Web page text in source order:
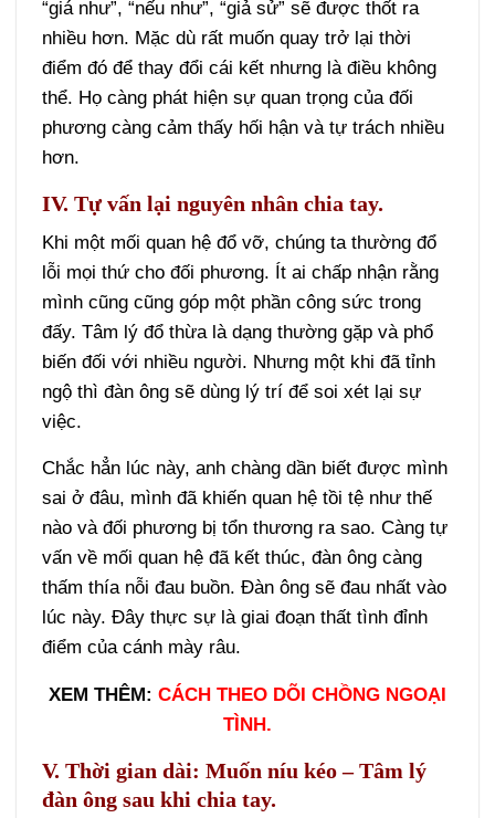
“giá như”, “nếu như”, “giả sử” sẽ được thốt ra
nhiều hơn. Mặc dù rất muốn quay trở lại thời
điểm đó để thay đổi cái kết nhưng là điều không
thể. Họ càng phát hiện sự quan trọng của đối
phương càng cảm thấy hối hận và tự trách nhiều
hơn.
IV. Tự vấn lại nguyên nhân chia tay.
Khi một mối quan hệ đổ vỡ, chúng ta thường đổ
lỗi mọi thứ cho đối phương. Ít ai chấp nhận rằng
mình cũng cũng góp một phần công sức trong
đấy. Tâm lý đổ thừa là dạng thường gặp và phổ
biến đối với nhiều người. Nhưng một khi đã tỉnh
ngộ thì đàn ông sẽ dùng lý trí để soi xét lại sự
việc.
Chắc hẳn lúc này, anh chàng dần biết được mình
sai ở đâu, mình đã khiến quan hệ tồi tệ như thế
nào và đối phương bị tổn thương ra sao. Càng tự
vấn về mối quan hệ đã kết thúc, đàn ông càng
thấm thía nỗi đau buồn. Đàn ông sẽ đau nhất vào
lúc này. Đây thực sự là giai đoạn thất tình đỉnh
điểm của cánh mày râu.
XEM THÊM: CÁCH THEO DÕI CHỒNG NGOẠI
TÌNH.
V. Thời gian dài: Muốn níu kéo – Tâm lý
đàn ông sau khi chia tay.